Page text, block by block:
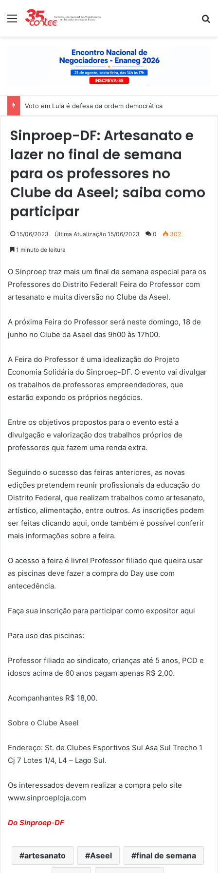
Menu
Voto em Lula é defesa da ordem democrática
Sinproep-DF: Artesanato e
lazer no final de semana
para os professores no
Clube da Aseel; saiba como
participar
15/06/2023 Última Atualização 15/06/2023 0 302
1 minuto de leitura
O Sinproep traz mais um final de semana especial para os
Professores do Distrito Federal! Feira do Professor com
artesanato e muita diversão no Clube da Aseel.
A próxima Feira do Professor será neste domingo, 18 de
junho no Clube da Aseel das 9h00 às 17h00.
A Feira do Professor é uma idealização do Projeto
Economia Solidária do Sinproep-DF. O evento vai divulgar
os trabalhos de professores empreendedores, que
estarão expondo os próprios negócios.
Entre os objetivos propostos para o evento está a
divulgação e valorização dos trabalhos próprios de
professores que fazem uma renda extra.
Seguindo o sucesso das feiras anteriores, as novas
edições pretendem reunir profissionais da educação do
Distrito Federal, que realizam trabalhos como artesanato,
artístico, alimentação, entre outros. As inscrições podem
ser feitas clicando aqui, onde também é possível conferir
mais informações sobre a feira.
O acesso a feira é livre! Professor filiado que queira usar
as piscinas deve fazer a compra do Day use com
antecedência.
Faça sua inscrição para participar como expositor aqui
Para uso das piscinas:
Professor filiado ao sindicato, crianças até 5 anos, PCD e
idosos acima de 60 anos pagam apenas R$ 2,00.
Acompanhantes R$ 18,00.
Sobre o Clube Aseel
Endereço: St. de Clubes Esportivos Sul Asa Sul Trecho 1
Cj 7 Lotes 1/4, L4 – Lago Sul.
Os interessados devem realizar a compra pelo site
www.sinproeploja.com
Do Sinproep-DF
artesanato Aseel final de semana